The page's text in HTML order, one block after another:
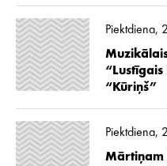
Piektdiena,
“Kūriņš”
Piektdiena,
Mārtiņam